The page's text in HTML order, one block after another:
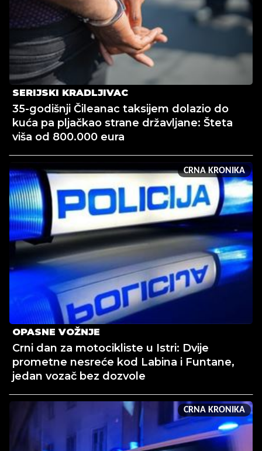
SERIJSKI KRADLJIVAC
35-godišnji Čileanac taksijem dolazio do
kuća pa pljačkao strane državljane: Šteta
viša od 800.000 eura
CRNA KRONIKA
OPASNE VOŽNJE
Crni dan za motocikliste u Istri: Dvije
prometne nesreće kod Labina i Funtane,
jedan vozač bez dozvole
CRNA KRONIKA